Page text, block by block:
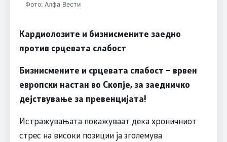
Фото: Алфа Вести
Кардиолозите и бизнисмените заедно
против срцевата слабост
Бизнисмените и срцевата слабост – врвен
европски настан во Скопје, за заедничко
дејствување за превенцијата!
Истражувањата покажуваат дека хроничниот
стрес на високи позиции ја зголемува